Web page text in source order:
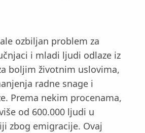
ozbiljan problem za
i mladi ljudi odlaze iz
boljim životnim uslovima,
radne snage i
Prema nekim procenama,
od 600.000 ljudi u
zbog emigracije. Ovaj